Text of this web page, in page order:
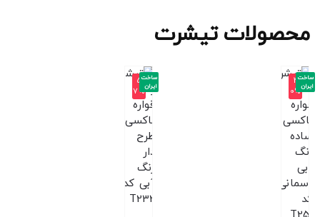
محصولات تیشرت
-4
0%
ساخت
ایران
-5
7%
ساخت
ایران